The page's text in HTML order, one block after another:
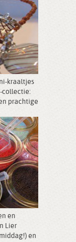
kraaltjes
collectie:
prachtige
en
Lier
en